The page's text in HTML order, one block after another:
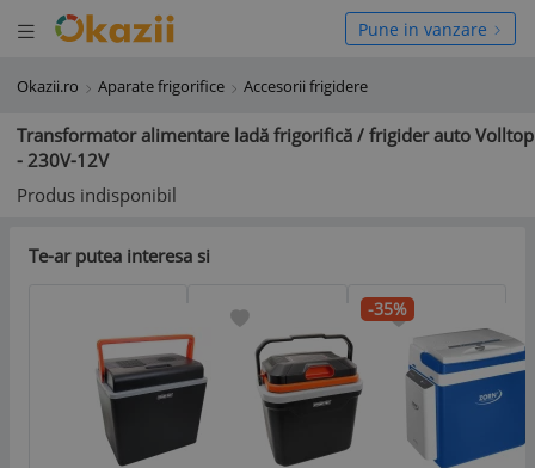
Deschide meniul
meniul Pune in vanzare
Okazii.ro Aparate frigorifice Accesorii frigidere
Transformator alimentare ladă frigorifică / frigider auto Volltop
- 230V-12V
Produs indisponibil
Te-ar putea interesa si
-35%